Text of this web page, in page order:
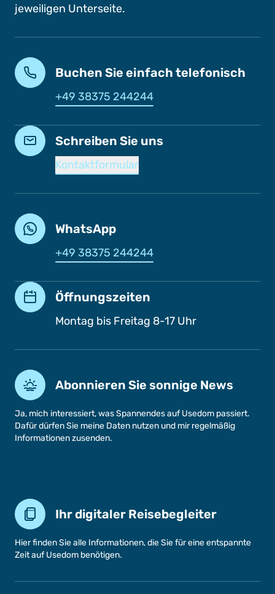
jeweiligen Unterseite.
Buchen Sie einfach telefonisch
+49 38375 244244
Schreiben Sie uns
Kontaktformular
WhatsApp
+49 38375 244244
Öffnungszeiten
Montag bis Freitag 8-17 Uhr
Abonnieren Sie sonnige News
Ja, mich interessiert, was Spannendes auf Usedom passiert.
Dafür dürfen Sie meine Daten nutzen und mir regelmäßig
Informationen zusenden.
Ihr digitaler Reisebegleiter
Hier finden Sie alle Informationen, die Sie für eine entspannte
Zeit auf Usedom benötigen.